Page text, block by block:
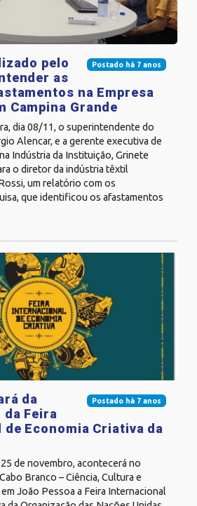
Postado há 7 anos
pelo
as
na Empresa
Campina Grande
dia 08/11, o superintendente do
Alencar, e a gerente executiva de
Indústria da Instituição, Grinete
o diretor da indústria têxtil
um relatório com os
que identificou os afastamentos
Postado há 7 anos
da
da Feira
Economia Criativa da
de novembro, acontecerá no
Branco – Ciência, Cultura e
João Pessoa a Feira Internacional